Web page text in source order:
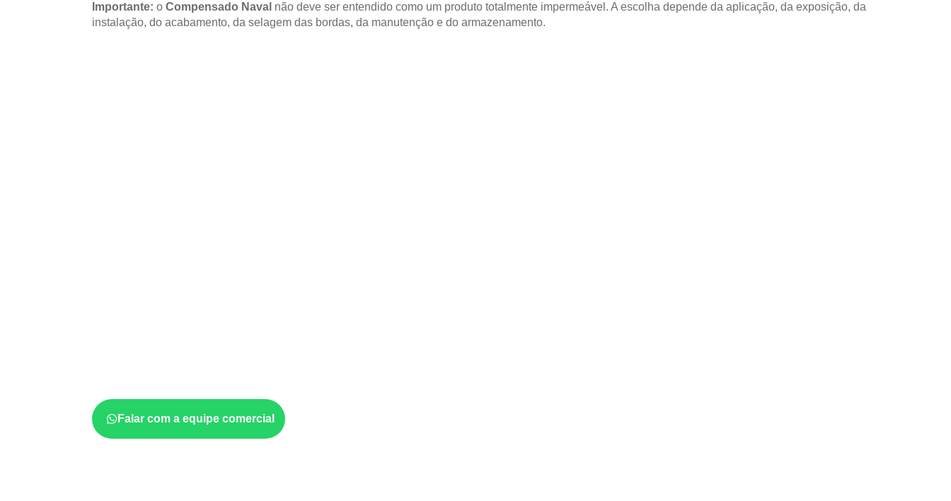
Importante: o Compensado Naval não deve ser entendido como um produto totalmente impermeável. A escolha depende da aplicação, da exposição, da
instalação, do acabamento, da selagem das bordas, da manutenção e do armazenamento.
Falar com a equipe comercial